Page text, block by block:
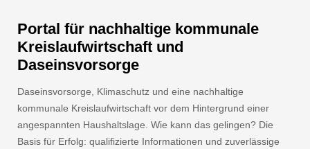
Portal für nachhaltige kommunale
Kreislaufwirtschaft und
Daseinsvorsorge
Daseinsvorsorge, Klimaschutz und eine nachhaltige
kommunale Kreislaufwirtschaft vor dem Hintergrund einer
angespannten Haushaltslage. Wie kann das gelingen? Die
Basis für Erfolg: qualifizierte Informationen und zuverlässige